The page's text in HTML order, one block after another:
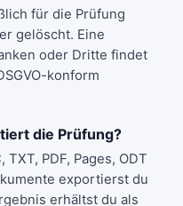
für die Prüfung
gelöscht. Eine
oder Dritte findet
konform
die Prüfung?
PDF, Pages, ODT
exportierst du
erhältst du als